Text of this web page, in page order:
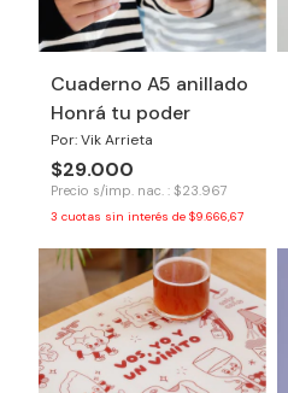
Cuaderno A5 anillado
Honrá tu poder
Por: Vik Arrieta
$29.000
Precio s/imp. nac. : $23.967
3 cuotas sin interés de $9.666,67